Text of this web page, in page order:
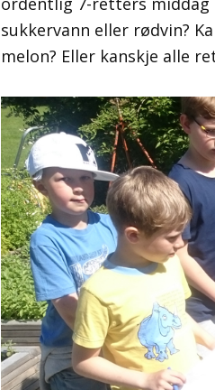
sukkervann eller rødvin?
melon? Eller kanskje alle